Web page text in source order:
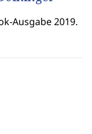
Ausgabe 2019.